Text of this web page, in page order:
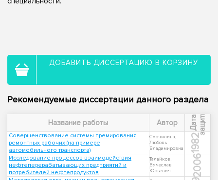
ДОБАВИТЬ ДИССЕРТАЦИЮ В КОРЗИНУ
Рекомендуемые диссертации данного раздела
Название работы Автор Д
а
т
а
з
а
щ
и
т ы
Совершенствование системы премирования
ремонтных рабочих (на примере
автомобильного транспорта)
Смочилина,
Любовь
Владимировна
1982
Исследование процессов взаимодействия
нефтеперерабатывающих предприятий и
потребителей нефтепродуктов
Талайков,
Вячеслав
Юрьевич
2006